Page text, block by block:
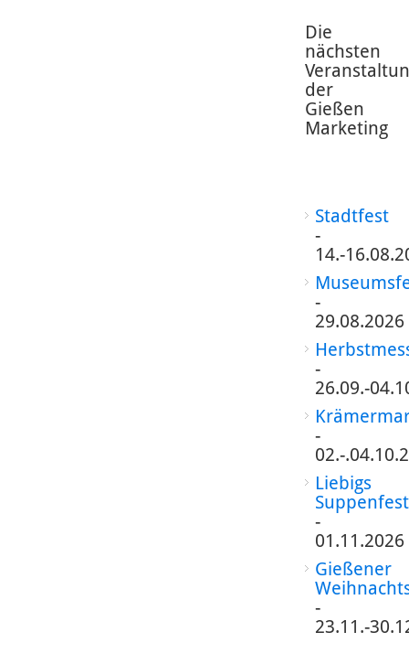
Die
nächsten
der
Gießen
Marketing
Stadtfest
-
14.-
-
29.08.2026
-
26.09.-
-
02.-
Liebigs
Suppenfest
-
01.11.2026
Gießener
-
23.11.-